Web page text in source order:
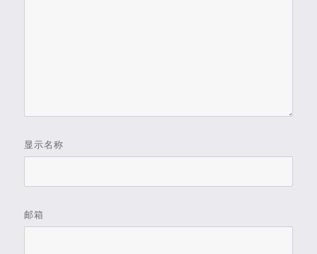
显示名称
邮箱